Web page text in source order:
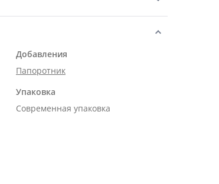
Добавления
Папоротник
Упаковка
Современная упаковка